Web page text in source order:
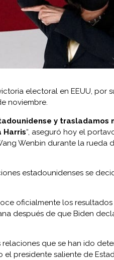
electoral en EEUU, por
noviembre.
y trasladamos
Harris“, aseguró hoy el
Wenbin durante la rueda
estadounidenses se
oficialmente los
después de que Biden
relaciones que se han ido
presidente saliente de